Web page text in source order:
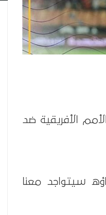
الأفريقية ضد
شفاؤه سيتواجد معنا